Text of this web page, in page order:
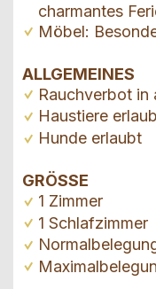
charmantes
Möbel:
ALLGEMEINES
Rauchverbot in
Haustiere
Hunde erlaubt
GRÖSSE
1 Zimmer
1 Schlafzimmer